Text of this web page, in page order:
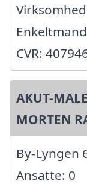
CVR:
AKUT-
MORTEN
By-Lyngen
Ansatte: 0